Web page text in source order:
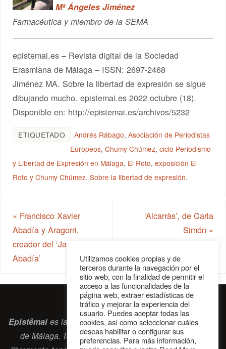
Mª Ángeles Jiménez
Farmacéutica y miembro de la SEMA
epistemai.es – Revista digital de la Sociedad
Erasmiana de Málaga – ISSN: 2697-2468
Jiménez MA. Sobre la libertad de expresión se sigue
dibujando mucho. epistemai.es 2022 octubre (18).
Disponible en: http://epistemai.es/archivos/5232
ETIQUETADO Andrés Rábago,Asociación de Periodistas
Europeos,Chumy Chúmez,ciclo Periodismo
y Libertad de Expresión en Málaga, El Roto,exposición El
Roto y Chumy Chúmez. Sobre la libertad de expresión.
« Francisco Xavier
Abadía y Aragorri,
creador del ‘Jardín de
Abadía’
‘Alcarràs’, de Carla
Simón »
Epistêmaies la revista digital de la Sociedad Erasmiana
de Málaga. ISSN 2697-2468. Bienvenidos cuantos
Utilizamos cookies propias y de
terceros durante la navegación por el
sitio web, con la finalidad de permitir el
acceso a las funcionalidades de la
página web, extraer estadísticas de
tráfico y mejorar la experiencia del
usuario. Puedes aceptar todas las
cookies, así como seleccionar cuáles
deseas habilitar o configurar sus
preferencias. Para más información,